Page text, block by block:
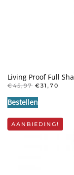
Living Proof Full
€45,97
WAS:
€45,97.
€31,70
Bestellen
AANBIEDING!